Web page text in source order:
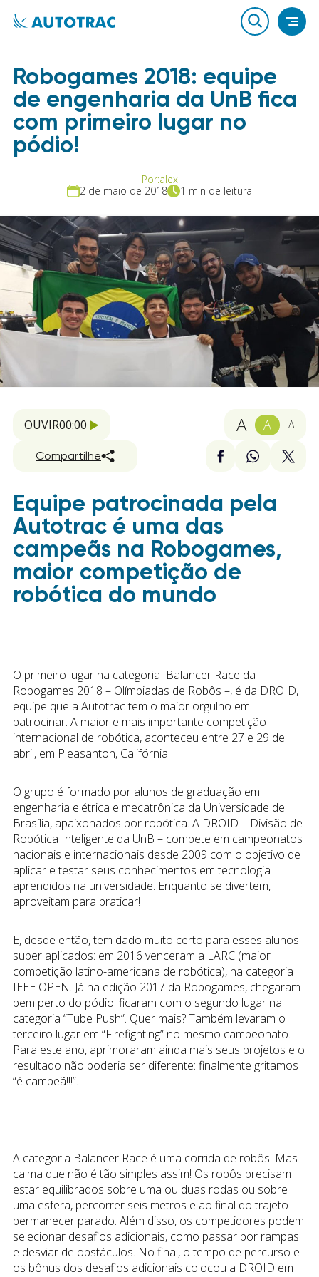
Robogames 2018: equipe
de engenharia da UnB fica
com primeiro lugar no
pódio!
Por:alex
2 de maio de 2018
1 min de leitura
OUVIR00:00 A A A
Compartilhe
Equipe patrocinada pela
Autotrac é uma das
campeãs na Robogames,
maior competição de
robótica do mundo
O primeiro lugar na categoria Balancer Race da
Robogames 2018 – Olímpiadas de Robôs –, é da DROID,
equipe que a Autotrac tem o maior orgulho em
patrocinar. A maior e mais importante competição
internacional de robótica, aconteceu entre 27 e 29 de
abril, em Pleasanton, Califórnia.
O grupo é formado por alunos de graduação em
engenharia elétrica e mecatrônica da Universidade de
Brasília, apaixonados por robótica. A DROID – Divisão de
Robótica Inteligente da UnB – compete em campeonatos
nacionais e internacionais desde 2009 com o objetivo de
aplicar e testar seus conhecimentos em tecnologia
aprendidos na universidade. Enquanto se divertem,
aproveitam para praticar!
E, desde então, tem dado muito certo para esses alunos
super aplicados: em 2016 venceram a LARC (maior
competição latino-americana de robótica), na categoria
IEEE OPEN. Já na edição 2017 da Robogames, chegaram
bem perto do pódio: ficaram com o segundo lugar na
categoria “Tube Push”. Quer mais? Também levaram o
terceiro lugar em “Firefighting” no mesmo campeonato.
Para este ano, aprimoraram ainda mais seus projetos e o
resultado não poderia ser diferente: finalmente gritamos
“é campeã!!!”.
A categoria Balancer Race é uma corrida de robôs. Mas
calma que não é tão simples assim! Os robôs precisam
estar equilibrados sobre uma ou duas rodas ou sobre
uma esfera, percorrer seis metros e ao final do trajeto
permanecer parado. Além disso, os competidores podem
selecionar desafios adicionais, como passar por rampas
e desviar de obstáculos. No final, o tempo de percurso e
os bônus dos desafios adicionais colocou a DROID em